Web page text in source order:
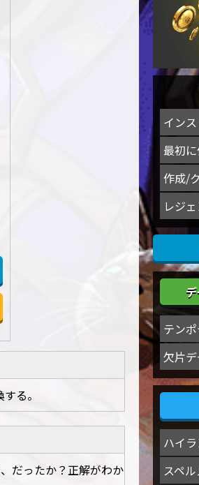
る。
だったか？正解がわか
イン
最初
作成/
レジ
テン
欠片
ハイ
スペ